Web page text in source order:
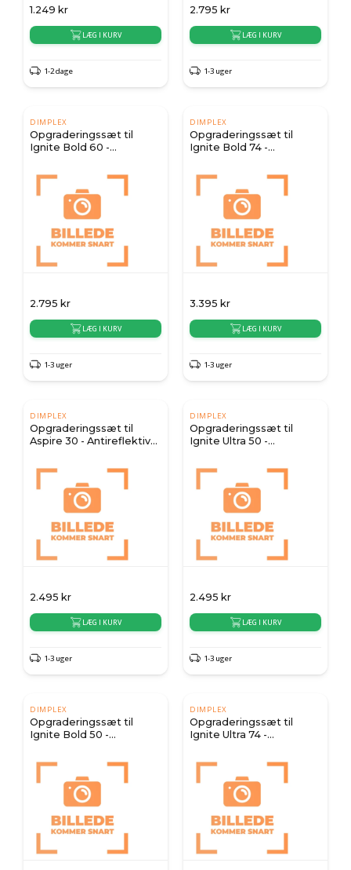
1.249 kr
LÆG I KURV
1-2 dage
2.795 kr
LÆG I KURV
1-3 uger
DIMPLEX
Opgraderingssæt til
Ignite Bold 60 -
ægte træ dekoration
2.795 kr
LÆG I KURV
1-3 uger
DIMPLEX
Opgraderingssæt til
Ignite Bold 74 -
ægte træ dekoration
3.395 kr
LÆG I KURV
1-3 uger
DIMPLEX
Opgraderingssæt til
Aspire 30 - Antireflektivt
dekoration
2.495 kr
LÆG I KURV
1-3 uger
DIMPLEX
Opgraderingssæt til
Ignite Ultra 50 -
ægte træ dekoration
2.495 kr
LÆG I KURV
1-3 uger
DIMPLEX
Opgraderingssæt til
Ignite Bold 50 -
ægte træ dekoration
DIMPLEX
Opgraderingssæt til
Ignite Ultra 74 -
ægte træ dekoration